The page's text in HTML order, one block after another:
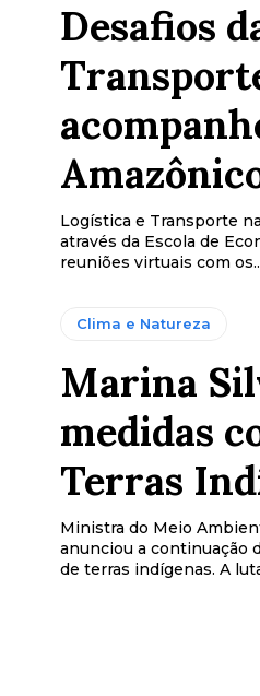
Desafios
Logística e Transporte
através da Escola de
reuniões virtuais com
Clima e Natureza
Marina
medidas
Terras
Ministra do Meio
anunciou a continuação
de terras